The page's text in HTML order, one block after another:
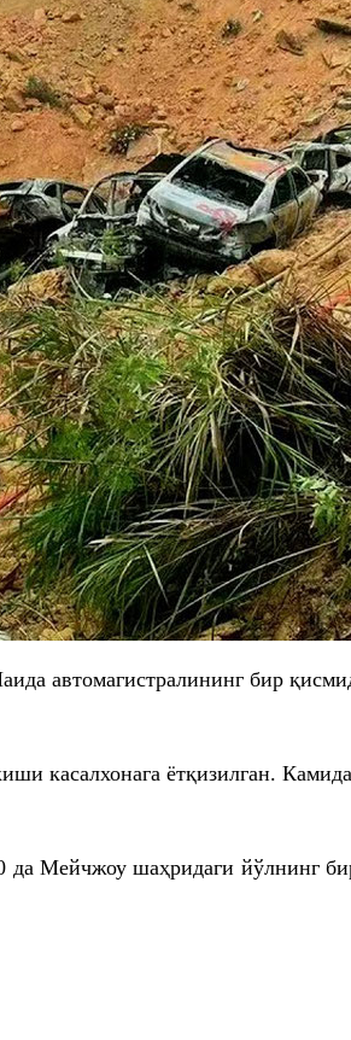
автомагистралининг бир
касалхонага ётқизилган.
да Мейчжоу шаҳридаги йўлнинг